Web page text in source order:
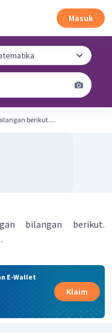
Masuk
berikut....
bilangan berikut.
.
E-Wallet
Klaim